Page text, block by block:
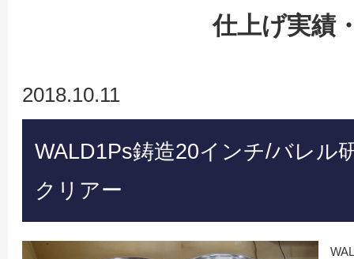
仕上げ実績
2018.10.11
WALD1Ps鋳造20インチ/バレル
クリアー